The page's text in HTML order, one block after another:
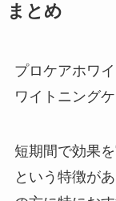
まとめ
プロケアホワ
ワイトニング
短期間で効果
という特徴が